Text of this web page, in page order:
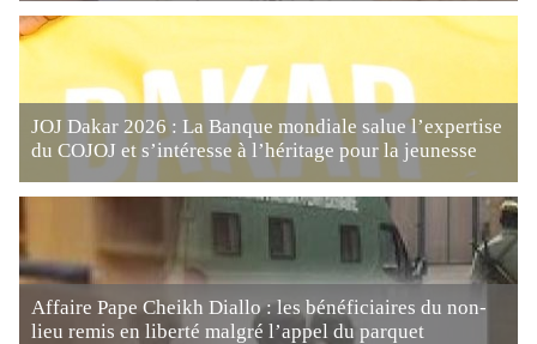
JOJ Dakar 2026 : La Banque mondiale salue l’expertise
du COJOJ et s’intéresse à l’héritage pour la jeunesse
Affaire Pape Cheikh Diallo : les bénéficiaires du non-
lieu remis en liberté malgré l’appel du parquet